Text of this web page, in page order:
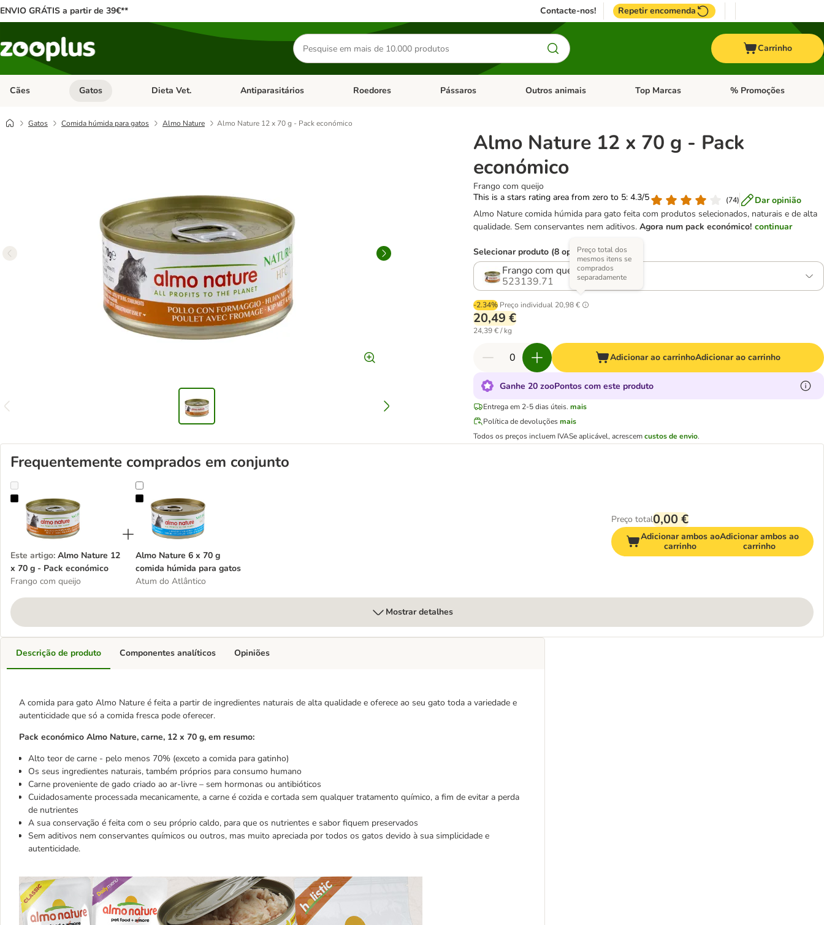
ENVIO GRÁTIS a partir de 39€** Contacte-nos! Repetir encomenda
Pesquisar
produtos
Carrinho
Cães Abrir menu de categoria: Cães
Gatos Abrir menu de categoria: Gatos
Dieta Vet. Abrir menu de categoria: Dieta Vet.
Antiparasitários Abrir menu de categoria: Antiparasitários
Roedores Abrir menu de categoria: Roedores
Pássaros Abrir menu de categoria: Pássaros
Outros animais Abrir menu de categoria: Outros animais
Top Marcas Abrir menu de categoria:
% Promoções
Gatos Comida húmida para gatos Almo Nature Almo Nature 12 x 70 g - Pack económico
Almo Nature 12 x 70 g - Pack
económico
Frango com queijo
This is a stars rating area from zero to 5: 4.3/5
(74)
Dar opinião
Almo Nature comida húmida para gato feita com produtos selecionados, naturais e de alta
qualidade. Sem conservantes nem aditivos.Agora num pack económico! continuar
Selecionar produto (8 opções)
Frango com queijo
523139.71
-2.34% Preço individual 20,98 €
Preço total dos
mesmos itens se
comprados
separadamente
20,49 €
24,39 € / kg
Adicionar ao carrinhoAdicionar ao carrinho
Ganhe 20 zooPontos com este produto
Entrega em 2-5 dias úteis. mais
Política de devoluções mais
Todos os preços incluem IVASe aplicável, acrescemcustos de envio.
Frequentemente comprados em conjunto
Almo Nature 12 x 70 g - Pack económico
Este artigo: Almo Nature 12
x 70 g - Pack económico
Frango com queijo
Almo Nature 6 x 70 g comida húmida para gatos
Almo Nature 6 x 70 g
comida húmida para gatos
Atum do Atlântico
Preço total0,00 €
Adicionar ambos ao
carrinho
Adicionar ambos ao
carrinho
Mostrar detalhes
Descrição de produto
A comida para gato Almo Nature é feita a partir de ingredientes naturais de alta qualidade e oferece ao seu gato toda a variedade e
autenticidade que só a comida fresca pode oferecer.
Pack económico Almo Nature, carne, 12 x 70 g, em resumo:
Alto teor de carne - pelo menos 70% (exceto a comida para gatinho)
Os seus ingredientes naturais, também próprios para consumo humano
Carne proveniente de gado criado ao ar-livre – sem hormonas ou antibióticos
Cuidadosamente processada mecanicamente, a carne é cozida e cortada sem qualquer tratamento químico, a fim de evitar a perda
de nutrientes
A sua conservação é feita com o seu próprio caldo, para que os nutrientes e sabor fiquem preservados
Sem aditivos nem conservantes químicos ou outros, mas muito apreciada por todos os gatos devido à sua simplicidade e
autenticidade.
Componentes analíticos Opiniões